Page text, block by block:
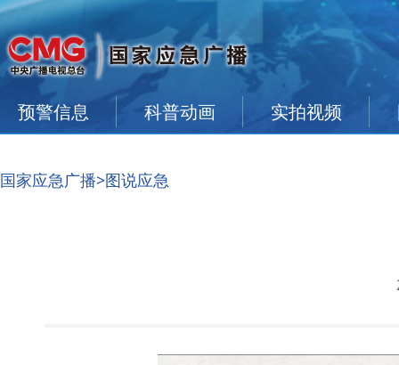
预警信息 科普动画 实拍视频
国家应急广播>图说应急